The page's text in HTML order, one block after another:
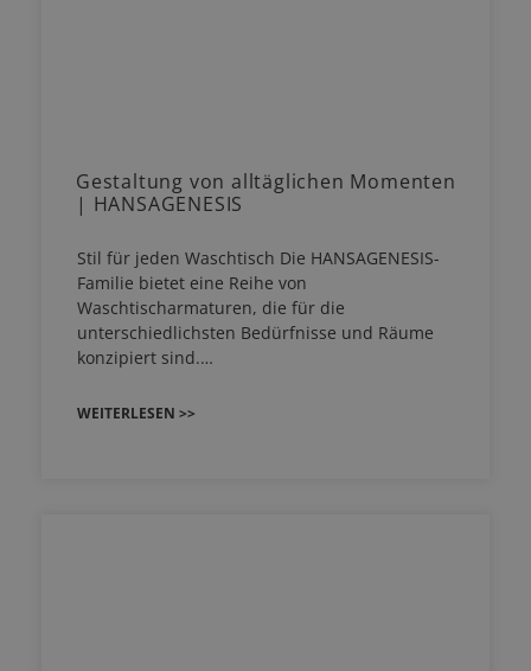
Gestaltung von alltäglichen Momenten
| HANSAGENESIS
Stil für jeden Waschtisch Die HANSAGENESIS-
Familie bietet eine Reihe von
Waschtischarmaturen, die für die
unterschiedlichsten Bedürfnisse und Räume
konzipiert sind.…
WEITERLESEN >>